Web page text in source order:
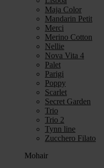
Maja Color
Mandarin Petit
Merci
Merino Cotton
Nellie
Nova Vita 4
Palet
Parigi
Poppy
Scarlet
Secret Garden
Trio
Trio 2
Tynn line
Zucchero Filato
Mohair